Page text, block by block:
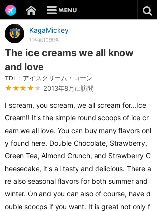
KagaMickey
11年前に投稿
The ice creams we all know
and love
TDL：アイスクリーム・コーン
★★★★ ★ 2013年8月に訪問
I scream, you scream, we all scream for...Ice
Cream!! It's the simple round scoops of ice cr
eam we all love. You can buy many flavors onl
y found here. Double Chocolate, Strawberry,
Green Tea, Almond Crunch, and Strawberry C
heesecake, it's all tasty and delicious. There a
re also seasonal flavors for both summer and
winter. Oh and you can also of course, have d
ouble scoops if you want. It is great not only f